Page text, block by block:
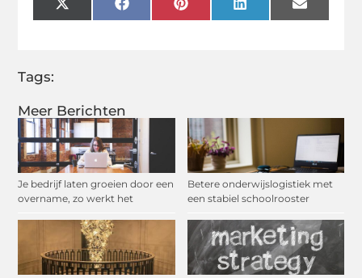
Meer Berichten
Je bedrijf laten groeien door een
overname, zo werkt het
Betere onderwijslogistiek met
een stabiel schoolrooster
X
(Twitter)
FacebookPinterestLinkedInEmail
Tags: